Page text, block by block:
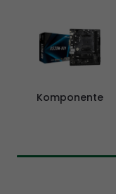
Komponente